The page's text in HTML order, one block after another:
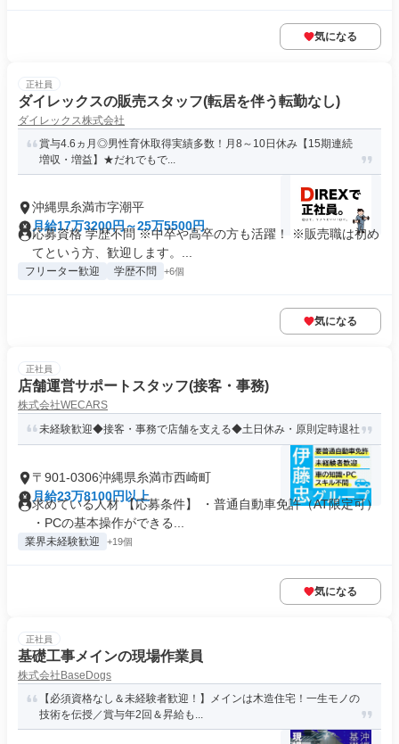
気になる
正社員
ダイレックスの販売スタッフ(転居を伴う転勤なし)
ダイレックス株式会社
賞与4.6ヵ月◎男性育休取得実績多数！月8～10日休み【15期連続
増収・増益】★だれでもで...
沖縄県糸満市字潮平
月給17万3200円～25万5500円
応募資格 学歴不問 ※中卒や高卒の方も活躍！ ※販売職は初め
てという方、歓迎します。...
フリーター歓迎 学歴不問 +6個
気になる
正社員
店舗運営サポートスタッフ(接客・事務)
株式会社WECARS
未経験歓迎◆接客・事務で店舗を支える◆土日休み・原則定時退社
〒901-0306沖縄県糸満市西崎町
月給23万8100円以上
求めている人材 【応募条件】 ・普通自動車免許（AT限定可）
・PCの基本操作ができる...
業界未経験歓迎 +19個
気になる
正社員
基礎工事メインの現場作業員
株式会社BaseDogs
【必須資格なし＆未経験者歓迎！】メインは木造住宅！一生モノの
技術を伝授／賞与年2回＆昇給も...